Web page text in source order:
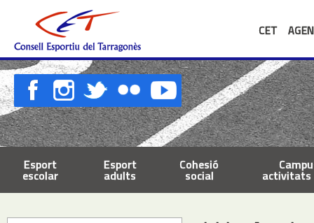
CET
Esport
escolar
Esport
adults
Cohesió
social activitats